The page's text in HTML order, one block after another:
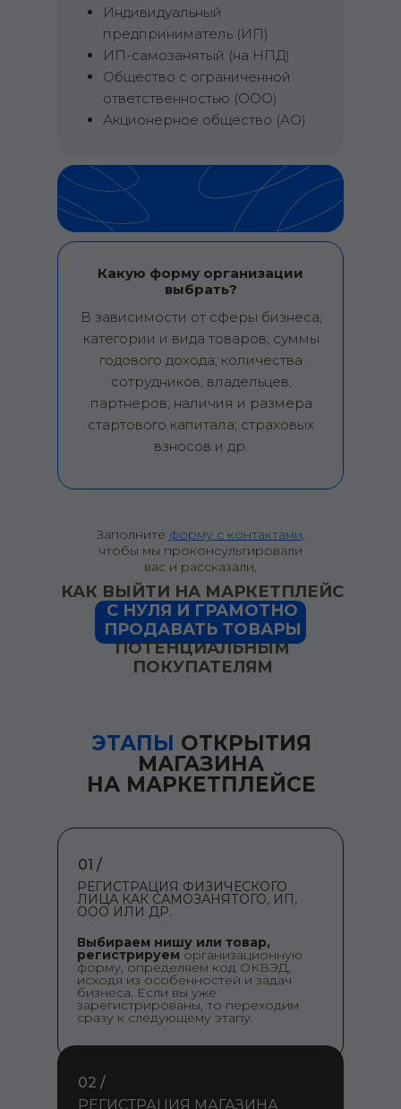
Какую форму организации
выбрать?
Индивидуальный
предприниматель (ИП)
ИП-самозанятый (на НПД)
Общество с ограниченной
ответственностью (ООО)
Акционерное общество (АО)
В зависимости от сферы бизнеса;
категории и вида товаров; суммы
годового дохода; количества
сотрудников, владельцев,
партнеров; наличия и размера
стартового капитала; страховых
взносов и др.
КАК ВЫЙТИ НА МАРКЕТПЛЕЙС
С НУЛЯ И ГРАМОТНО
ПРОДАВАТЬ ТОВАРЫ
ПОТЕНЦИАЛЬНЫМ
ПОКУПАТЕЛЯМ
Заполните форму с контактами,
чтобы мы проконсультировали
вас и рассказали,
ЭТАПЫ ОТКРЫТИЯ
МАГАЗИНА
НА МАРКЕТПЛЕЙСЕ
02 /
РЕГИСТРАЦИЯ МАГАЗИНА
01 /
Выбираем нишу или товар,
регистрируем организационную
форму, определяем код ОКВЭД,
исходя из особенностей и задач
бизнеса. Если вы уже
зарегистрированы, то переходим
сразу к следующему этапу.
РЕГИСТРАЦИЯ ФИЗИЧЕСКОГО
ЛИЦА КАК САМОЗАНЯТОГО, ИП,
ООО ИЛИ ДР.